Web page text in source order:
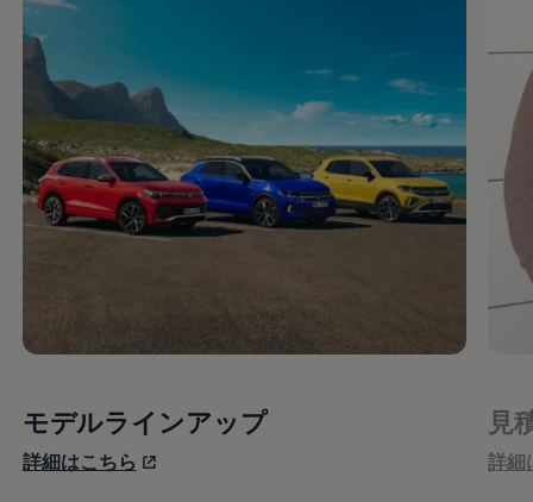
モデルラインアップ
詳細はこちら
見
詳細